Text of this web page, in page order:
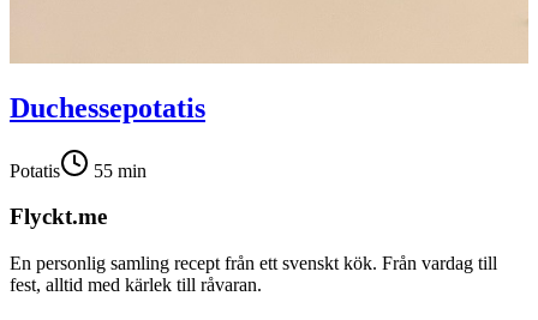
Duchessepotatis
Potatis 55 min
Flyckt.me
En personlig samling recept från ett svenskt kök. Från vardag till
fest, alltid med kärlek till råvaran.